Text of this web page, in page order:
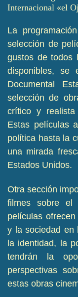
Internacional «el
La
selección de
gustos de todos
disponibles, se
Documental
selección de
crítico y realista
Estas películas
política hasta la
una mirada
Estados Unidos.
Otra sección
filmes sobre el
películas
y la sociedad en
la identidad, la
tendrán la
perspectivas
estas obras